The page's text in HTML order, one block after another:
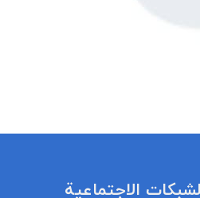
الاجتماعية